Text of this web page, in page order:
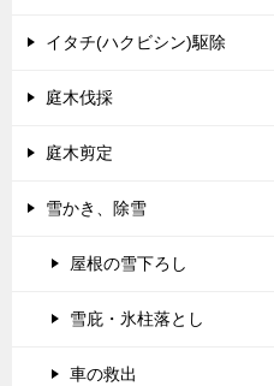
イタチ(ハクビシン)駆除
庭木伐採
庭木剪定
雪かき、除雪
屋根の雪下ろし
雪庇・氷柱落とし
車の救出